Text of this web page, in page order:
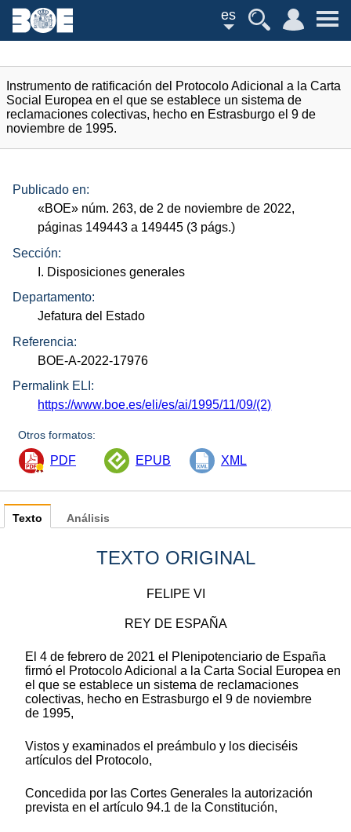
es
Instrumento de ratificación del Protocolo Adicional a la Carta
Social Europea en el que se establece un sistema de
reclamaciones colectivas, hecho en Estrasburgo el 9 de
noviembre de 1995.
Publicado en:
«BOE» núm. 263, de 2 de noviembre de 2022,
páginas 149443 a 149445 (3 págs.)
Sección:
I. Disposiciones generales
Departamento:
Jefatura del Estado
Referencia:
BOE-A-2022-17976
Permalink ELI:
https://www.boe.es/eli/es/ai/1995/11/09/(2)
Otros formatos:
PDF EPUB XML
Texto
TEXTO ORIGINAL
FELIPE VI
REY DE ESPAÑA
El 4 de febrero de 2021 el Plenipotenciario de España
firmó el Protocolo Adicional a la Carta Social Europea en
el que se establece un sistema de reclamaciones
colectivas, hecho en Estrasburgo el 9 de noviembre
de 1995,
Vistos y examinados el preámbulo y los dieciséis
artículos del Protocolo,
Concedida por las Cortes Generales la autorización
prevista en el artículo 94.1 de la Constitución,
Análisis